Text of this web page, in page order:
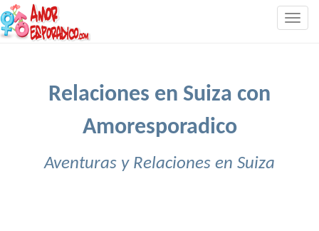
Relaciones en Suiza con
Amoresporadico
Aventuras y Relaciones en Suiza